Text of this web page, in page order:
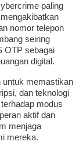
paling
nomor telepon
seiring
OTP sebagai
digital.
untuk memastikan
dan teknologi
modus
aktif dan
menjaga
mereka.